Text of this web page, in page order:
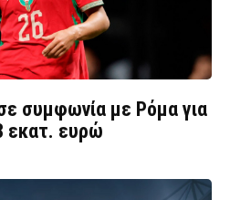
συμφωνία με Ρόμα για
εκατ. ευρώ